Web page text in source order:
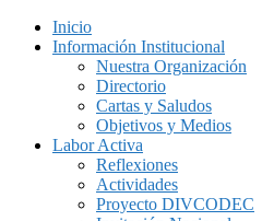
Inicio
Información Institucional
Nuestra Organización
Directorio
Cartas y Saludos
Objetivos y Medios
Labor Activa
Reflexiones
Actividades
Proyecto DIVCODEC